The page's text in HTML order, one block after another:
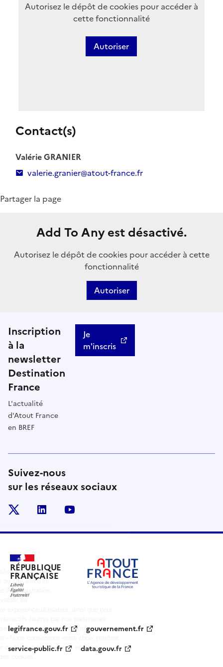
Autorisez le dépôt de cookies pour accéder à
cette fonctionnalité
Autoriser
Contact(s)
Valérie GRANIER
valerie.granier@atout-france.fr
Partager la page
Add To Any est désactivé.
Autorisez le dépôt de cookies pour accéder à cette
fonctionnalité
Autoriser
Inscription
à la
newsletter
Destination
France
L'actualité
d'Atout France
en BREF
Je
m'inscris
Suivez-nous
sur les réseaux sociaux
linkedin
RÉPUBLIQUE
FRANÇAISE
legifrance.gouv.fr
gouvernement.fr
service-public.fr
data.gouv.fr